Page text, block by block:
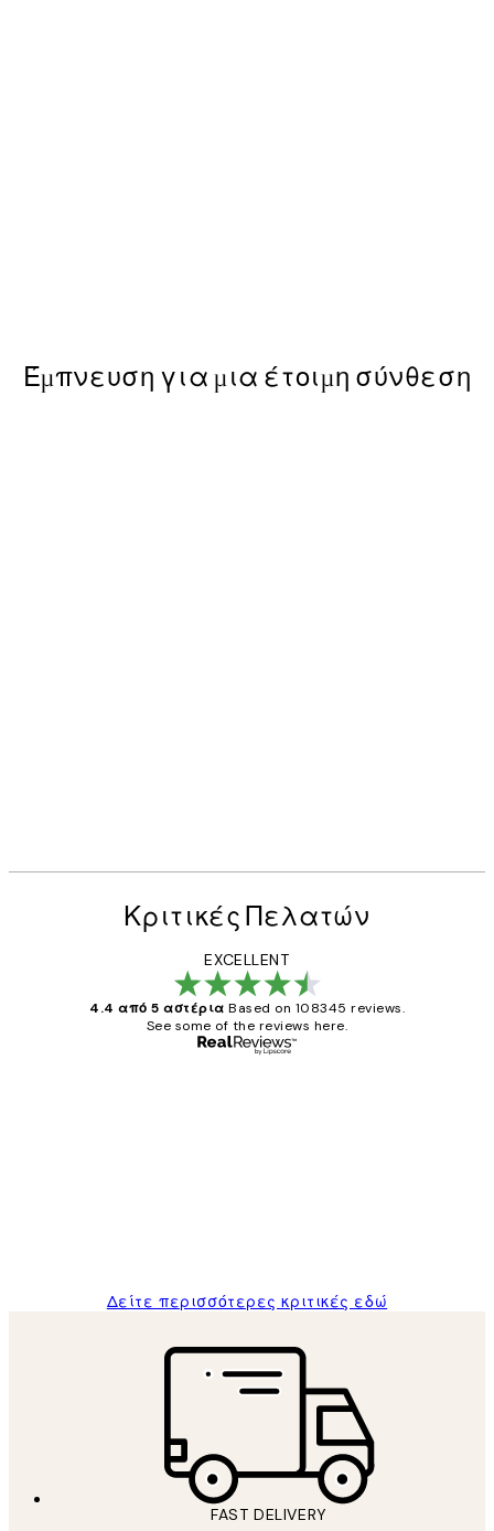
Έμπνευση για μια έτοιμη σύνθεση
Κριτικές Πελατών
EXCELLENT
4.4 από 5 αστέρια Based on 108345 reviews.
See some of the reviews here.
Δείτε περισσότερες κριτικές εδώ
FAST DELIVERY